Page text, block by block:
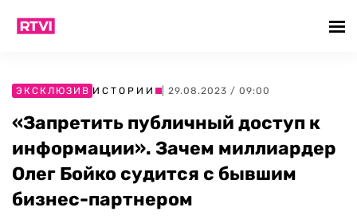
ЭКСКЛЮЗИВ ИСТОРИИ | 29.08.2023 / 09:00
«Запретить публичный доступ к
информации». Зачем миллиардер
Олег Бойко судится с бывшим
бизнес-партнером